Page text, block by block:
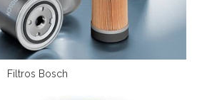
Filtros Bosch